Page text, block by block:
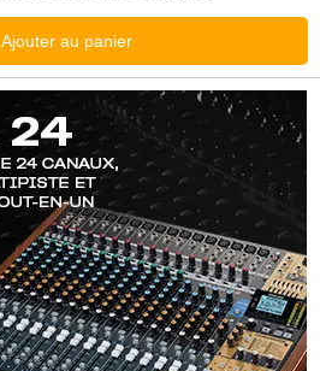
Ajouter au panier